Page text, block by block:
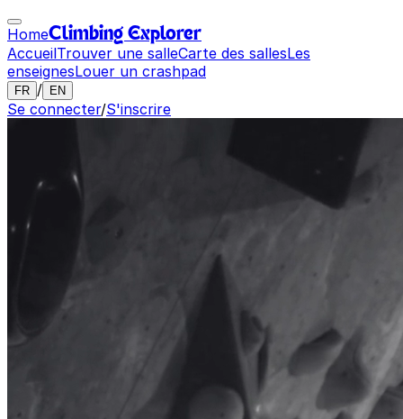
HomeClimbing Explorer
AccueilTrouver une salleCarte des sallesLes
enseignesLouer un crashpad
FR / EN
Se connecter/S'inscrire